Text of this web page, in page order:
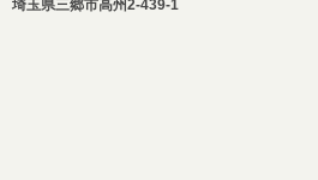
玉県三郷市高州2-439-1